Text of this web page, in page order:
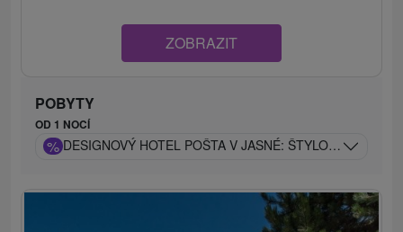
ZOBRAZIT
POBYTY
OD 1 NOCÍ
% DESIGNOVÝ HOTEL POŠTA V JASNÉ: ŠTYLOVÉ